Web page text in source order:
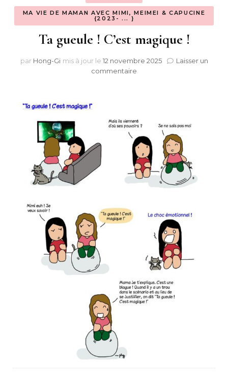
MA VIE DE MAMAN AVEC MIMI, MEIMEI & CAPUCINE
{2023- ... }
Ta gueule ! C’est magique !
par Hong-Gi mis à jour le 12 novembre 2025
Laisser un
commentaire
magique